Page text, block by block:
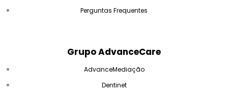
Perguntas Frequentes
Grupo AdvanceCare
AdvanceMediação
Dentinet